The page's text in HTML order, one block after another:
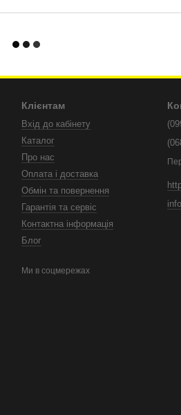
Клієнтам
Вхід до кабінету
Каталог
Про нас
Оплата і доставка
Обмін та повернення
Гарантія та сервіс
Контактна інформація
Блог
Ми в соцмережах